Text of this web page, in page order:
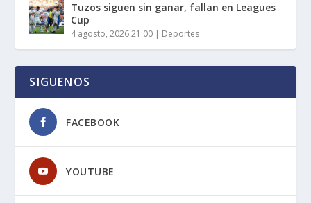
Tuzos siguen sin ganar, fallan en Leagues
Cup
4 agosto, 2026 21:00 | Deportes
SIGUENOS
FACEBOOK
YOUTUBE